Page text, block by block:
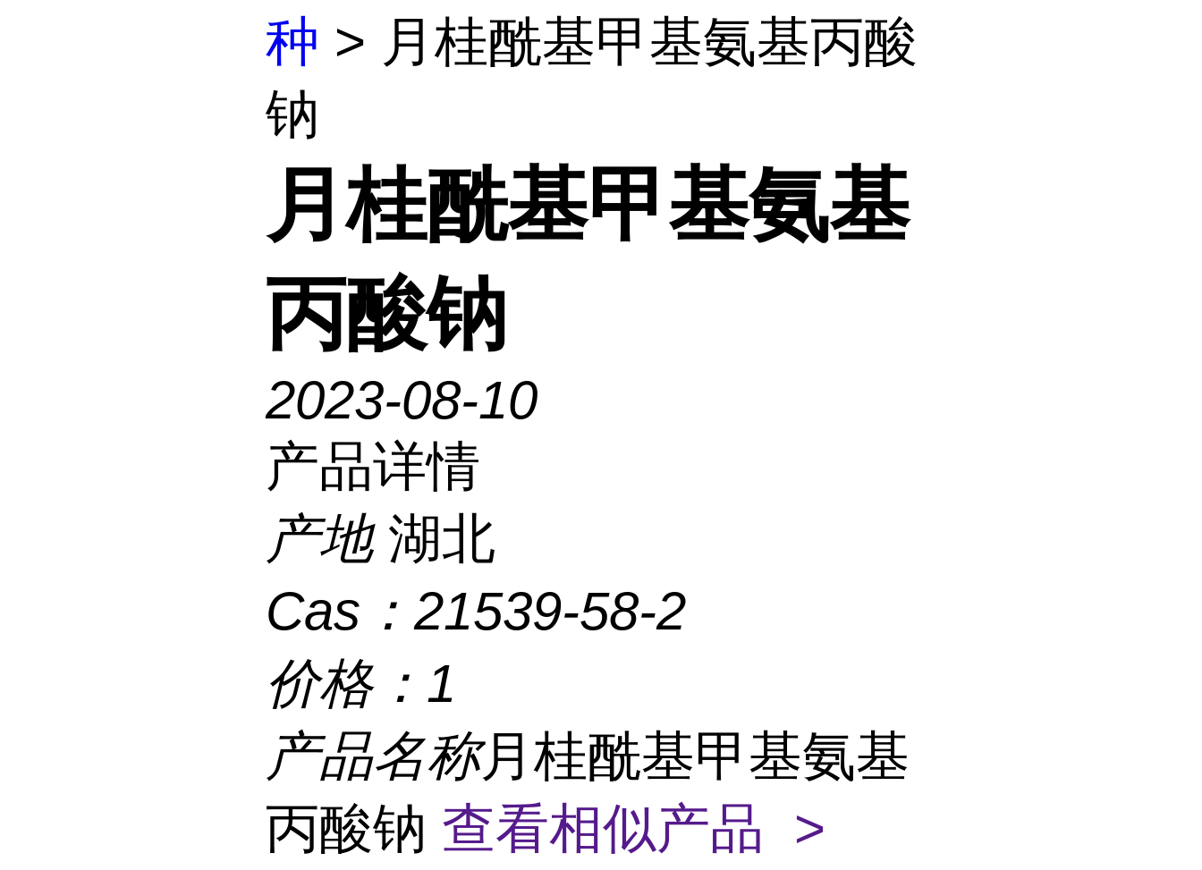
种 > 月桂酰基甲基氨基丙酸
钠
月桂酰基甲基氨基
丙酸钠
2023-08-10
产品详情
产地 湖北
Cas： 21539-58-2
价格： 1
产品名称月桂酰基甲基氨基
丙酸钠 查看相似产品 >